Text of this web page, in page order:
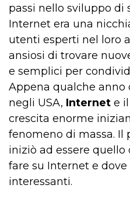
passi nello sviluppo di
Internet era una
utenti esperti nel loro
ansiosi di trovare
e semplici per
Appena qualche anno
negli USA, Internet e
crescita enorme
fenomeno di massa.
iniziò ad essere quello
fare su Internet e
interessanti.